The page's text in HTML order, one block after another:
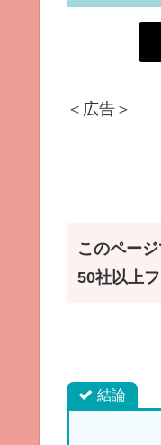
＜広告＞
このページ
50社以上
結論